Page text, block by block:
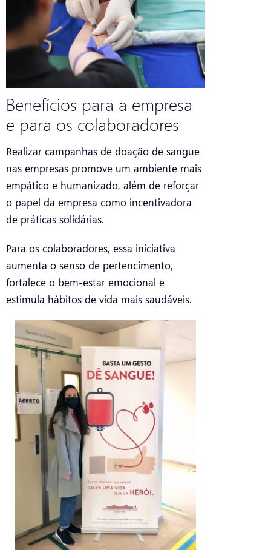
Benefícios para a empresa
e para os colaboradores
Realizar campanhas de doação de sangue
nas empresas promove um ambiente mais
empático e humanizado, além de reforçar
o papel da empresa como incentivadora
de práticas solidárias.
Para os colaboradores, essa iniciativa
aumenta o senso de pertencimento,
fortalece o bem-estar emocional e
estimula hábitos de vida mais saudáveis.